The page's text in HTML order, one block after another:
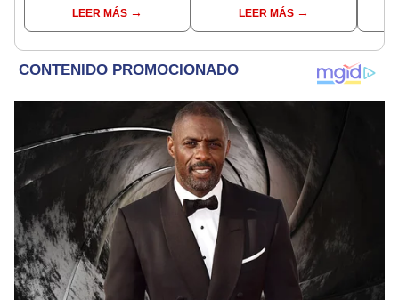
denuncia por
tocamientos: “Va a
LEER MÁS
denunciarlo por
tocamientos: “Me
LEER MÁS